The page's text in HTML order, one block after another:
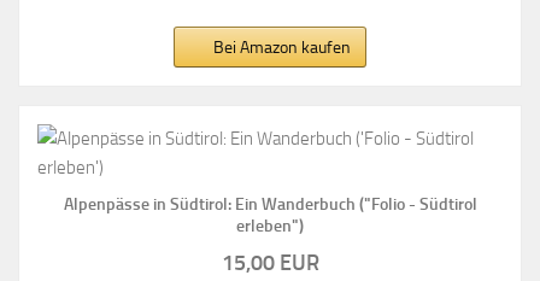
Bei Amazon kaufen
Alpenpässe in Südtirol: Ein Wanderbuch ("Folio - Südtirol
erleben")
15,00 EUR